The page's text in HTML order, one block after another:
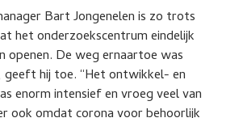
Bart Jongenelen is zo trots
het onderzoekscentrum eindelijk
openen. De weg ernaartoe was
geeft hij toe. “Het ontwikkel- en
enorm intensief en vroeg veel van